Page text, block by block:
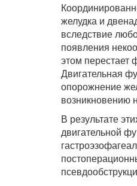
желудка и
вследствие
появления
этом перестает
Двигательная
опорожнение
возникновению
В результате
двигательной